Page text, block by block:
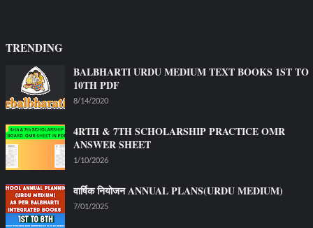
TRENDING
BALBHARTI URDU MEDIUM TEXT BOOKS 1ST TO
10TH PDF
8/14/2020
4RTH & 7TH SCHOLARSHIP PRACTICE OMR
ANSWER SHEET
1/10/2026
वार्षिक नियोजन ANNUAL PLANS(URDU MEDIUM)
7/01/2025